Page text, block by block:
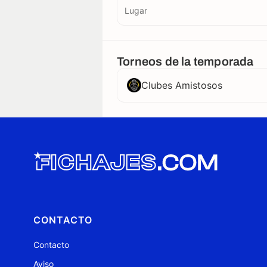
Lugar
Torneos de la temporada
Clubes Amistosos
CONTACTO
Contacto
Aviso